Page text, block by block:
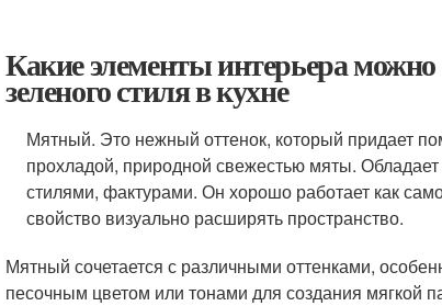
Какие элементы интерьера можно
зеленого стиля в кухне
Мятный. Это нежный оттенок, который придает
прохладой, природной свежестью мяты.
стилями, фактурами. Он хорошо работает как
свойство визуально расширять пространство.
Мятный сочетается с различными оттенками,
песочным цветом или тонами для создания мягкой